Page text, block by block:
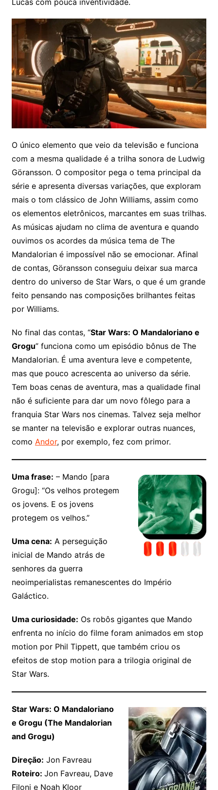
O único elemento que veio da televisão e funciona
com a mesma qualidade é a trilha sonora de Ludwig
Göransson. O compositor pega o tema principal da
série e apresenta diversas variações, que exploram
mais o tom clássico de John Williams, assim como
os elementos eletrônicos, marcantes em suas trilhas.
As músicas ajudam no clima de aventura e quando
ouvimos os acordes da música tema de The
Mandalorian é impossível não se emocionar. Afinal
de contas, Göransson conseguiu deixar sua marca
dentro do universo de Star Wars, o que é um grande
feito pensando nas composições brilhantes feitas
por Williams.
No final das contas, “Star Wars: O Mandaloriano e
Grogu” funciona como um episódio bônus de The
Mandalorian. É uma aventura leve e competente,
mas que pouco acrescenta ao universo da série.
Tem boas cenas de aventura, mas a qualidade final
não é suficiente para dar um novo fôlego para a
franquia Star Wars nos cinemas. Talvez seja melhor
se manter na televisão e explorar outras nuances,
como Andor, por exemplo, fez com primor.
Uma frase: – Mando [para
Grogu]: “Os velhos protegem
os jovens. E os jovens
protegem os velhos.”
Uma cena: A perseguição
inicial de Mando atrás de
senhores da guerra
neoimperialistas remanescentes do Império
Galáctico.
Uma curiosidade: Os robôs gigantes que Mando
enfrenta no início do filme foram animados em stop
motion por Phil Tippett, que também criou os
efeitos de stop motion para a trilogia original de
Star Wars.
Star Wars: O Mandaloriano
e Grogu (The Mandalorian
and Grogu)
Direção: Jon Favreau
Roteiro: Jon Favreau, Dave
Filoni e Noah Kloor